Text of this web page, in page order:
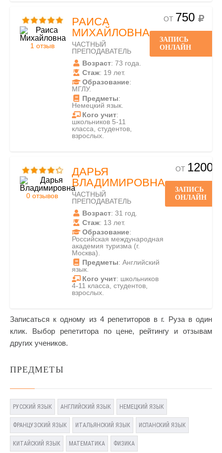
1 отзыв
РАИСА
МИХАЙЛОВНА
ЧАСТНЫЙ
ПРЕПОДАВАТЕЛЬ
Возраст: 73 года.
Стаж: 19 лет.
Образование:
МГЛУ.
Предметы:
Немецкий язык.
Кого учит:
школьников 5-11
класса, студентов,
взрослых.
ОТ 750
ЗАПИСЬ
ОНЛАЙН
0 отзывов
ДАРЬЯ
ВЛАДИМИРОВНА
ЧАСТНЫЙ
ПРЕПОДАВАТЕЛЬ
Возраст: 31 год.
Стаж: 13 лет.
Образование:
Российская международная
академия туризма (г.
Москва).
Предметы: Английский
язык.
Кого учит: школьников
4-11 класса, студентов,
взрослых.
ОТ 1200
ЗАПИСЬ
ОНЛАЙН
Записаться к одному из 4 репетиторов в г. Руза в один
клик. Выбор репетитора по цене, рейтингу и отзывам
других учеников.
ПРЕДМЕТЫ
РУССКИЙ ЯЗЫК АНГЛИЙСКИЙ ЯЗЫК НЕМЕЦКИЙ ЯЗЫК
ФРАНЦУЗСКИЙ ЯЗЫК ИТАЛЬЯНСКИЙ ЯЗЫК ИСПАНСКИЙ ЯЗЫК
КИТАЙСКИЙ ЯЗЫК МАТЕМАТИКА ФИЗИКА